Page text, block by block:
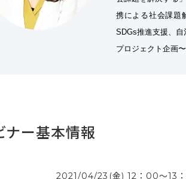
携による社会課題
SDGs推進支援、
プロジェクト企画
ナー基本情報
2021/04/23(金) 12：00〜13